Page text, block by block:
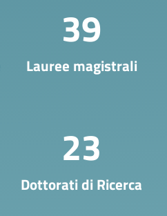
39
Lauree magistrali
23
Dottorati di Ricerca